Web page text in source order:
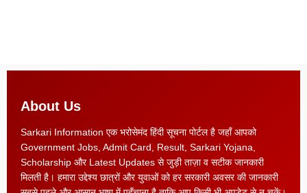
About Us
Sarkari Information एक भरोसेमंद हिंदी सूचना पोर्टल है जहाँ आपको
Government Jobs, Admit Card, Result, Sarkari Yojana,
Scholarship और Latest Updates से जुड़ी ताज़ा व सटीक जानकारी
मिलती है। हमारा उद्देश्य छात्रों और युवाओं को हर सरकारी अवसर की जानकारी